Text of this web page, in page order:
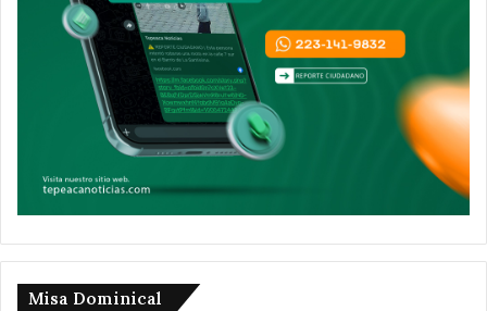
Misa Dominical